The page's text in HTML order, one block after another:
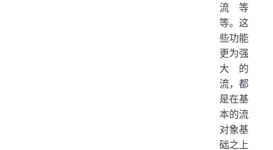
流等
等。这
些功能
更为强
大的
流，都
是在基
本的流
对象基
础之上